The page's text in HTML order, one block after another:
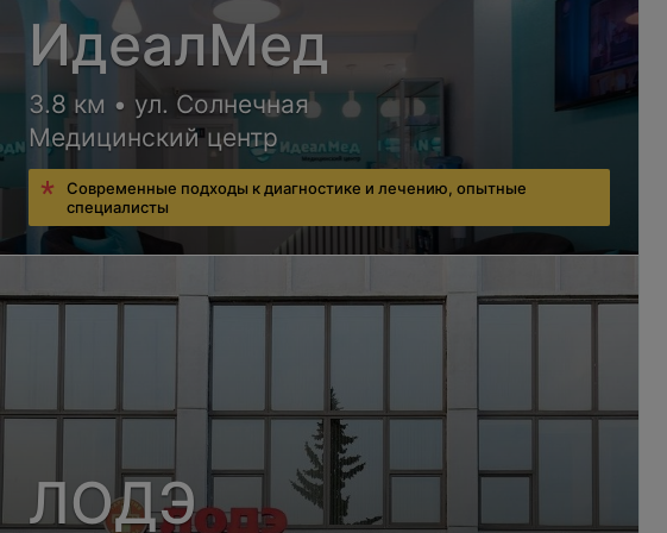
ИдеалМед
3.8 км • ул. Солнечная
Медицинский центр
Современные подходы к диагностике и лечению, опытные
специалисты
ЛОДЭ